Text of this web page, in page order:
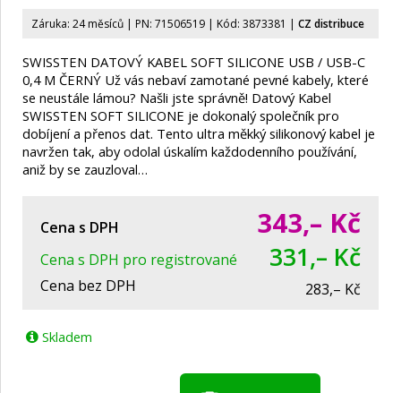
Záruka: 24 měsíců | PN: 71506519 | Kód: 3873381 | CZ distribuce
SWISSTEN DATOVÝ KABEL SOFT SILICONE USB / USB-C
0,4 M ČERNÝ Už vás nebaví zamotané pevné kabely, které
se neustále lámou? Našli jste správně! Datový Kabel
SWISSTEN SOFT SILICONE je dokonalý společník pro
dobíjení a přenos dat. Tento ultra měkký silikonový kabel je
navržen tak, aby odolal úskalím každodenního používání,
aniž by se zauzloval…
Cena s DPH 343,– Kč
Cena s DPH pro registrované 331,– Kč
Cena bez DPH 283,– Kč
Skladem